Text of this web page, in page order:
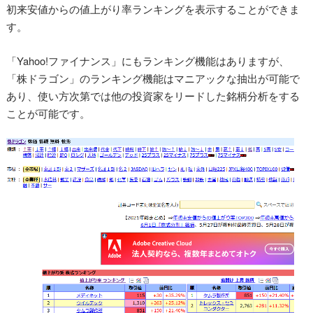
初来安値からの値上がり率ランキングを表示することができま
す。
「Yahoo!ファイナンス」にもランキング機能はありますが、
「株ドラゴン」のランキング機能はマニアックな抽出が可能で
あり、使い方次第では他の投資家をリードした銘柄分析をする
ことが可能です。